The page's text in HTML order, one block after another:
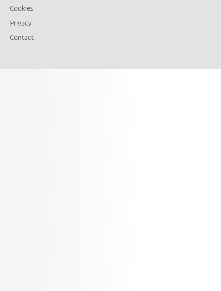
Cookies
Privacy
Contact